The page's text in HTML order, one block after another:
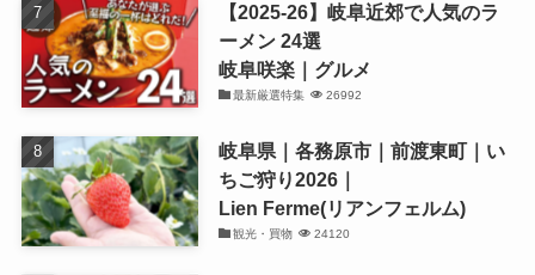
【2025-26】岐阜近郊で人気のラ
ーメン 24選
岐阜咲楽｜グルメ
最新厳選特集 26992
岐阜県｜各務原市｜前渡東町｜い
ちご狩り2026｜
Lien Ferme(リアンフェルム)
観光・買物 24120